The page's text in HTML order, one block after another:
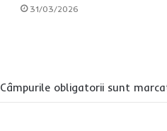
31/03/2026
Câmpurile obligatorii sunt